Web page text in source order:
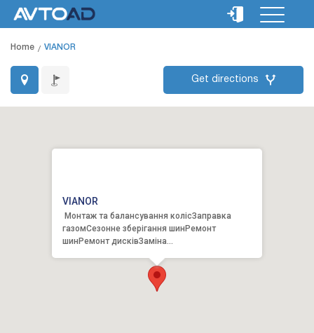
Home VIANOR
Get directions
VIANOR
Монтаж та балансування колісЗаправка
газомСезонне зберігання шинРемонт
шинРемонт дисківЗаміна